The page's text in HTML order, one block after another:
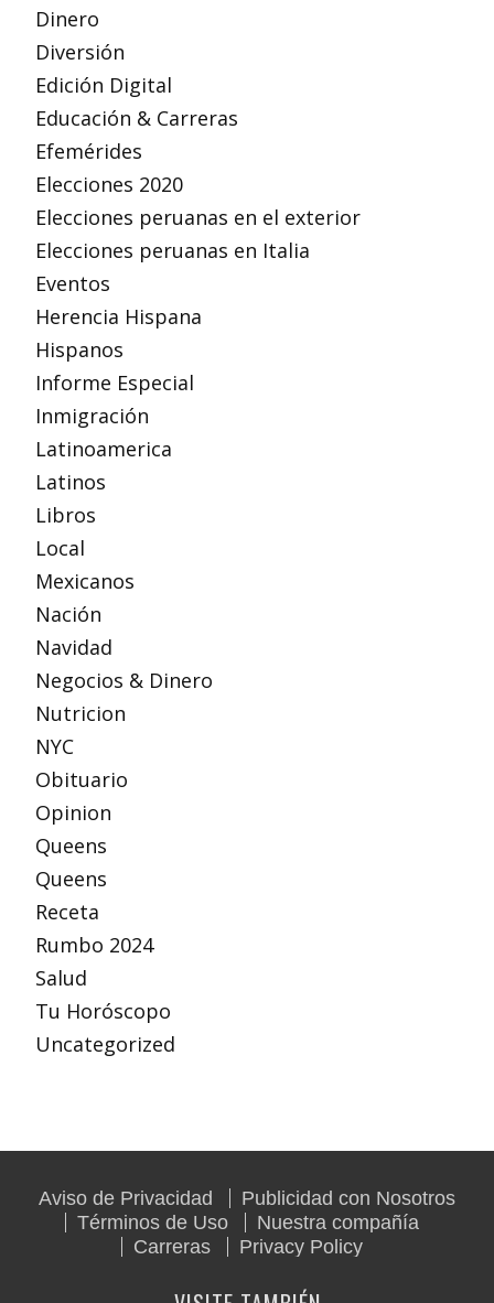
Dinero
Diversión
Edición Digital
Educación & Carreras
Efemérides
Elecciones 2020
Elecciones peruanas en el exterior
Elecciones peruanas en Italia
Eventos
Herencia Hispana
Hispanos
Informe Especial
Inmigración
Latinoamerica
Latinos
Libros
Local
Mexicanos
Nación
Navidad
Negocios & Dinero
Nutricion
NYC
Obituario
Opinion
Queens
Queens
Receta
Rumbo 2024
Salud
Tu Horóscopo
Uncategorized
Aviso de Privacidad
Publicidad con Nosotros
Términos de Uso
Nuestra compañía
Carreras
Privacy Policy